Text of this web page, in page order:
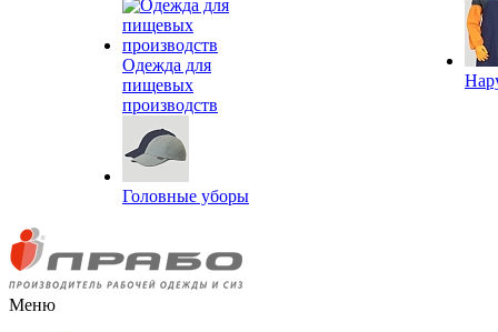
Одежда для
пищевых
производств
Головные уборы
Меню